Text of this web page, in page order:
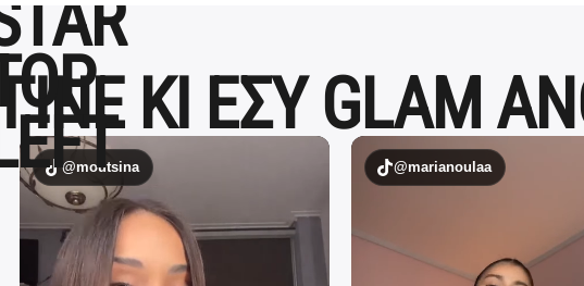
ΓΙΝΕ ΚΙ ΕΣΥ GLAM
@moutsina @marianoulaa